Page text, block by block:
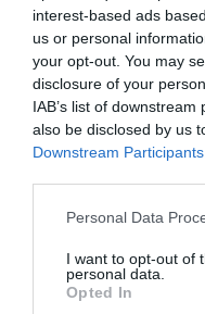
interest-based ads
us or personal
your opt-out. You may
disclosure of your
IAB’s list of
also be disclosed by us
Downstream Participants
Please note that this
not limited to your visit
grant or deny consent
use your data for below
Personal Data
I want to opt-out of
personal data.
Opted In
20.06.2026 ΤΟΞΟΒΟΛΙΑ